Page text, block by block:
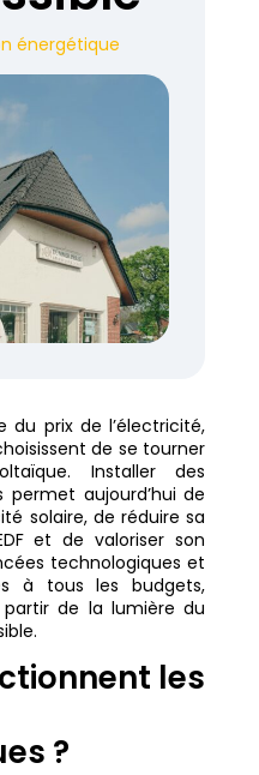
énergétique
du prix de l’électricité,
de se tourner
Installer des
permet aujourd’hui de
solaire, de réduire sa
et de valoriser son
technologiques et
à tous les budgets,
de la lumière du
les
?